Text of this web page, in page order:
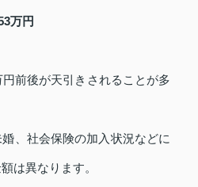
万円
前後が天引きされることが多
、社会保険の加入状況などに
は異なります。